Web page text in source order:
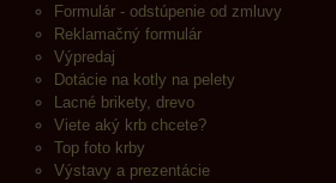
Formulár - odstúpenie od zmluvy
Reklamačný formulár
Výpredaj
Dotácie na kotly na pelety
Lacné brikety, drevo
Viete aký krb chcete?
Top foto krby
Výstavy a prezentácie